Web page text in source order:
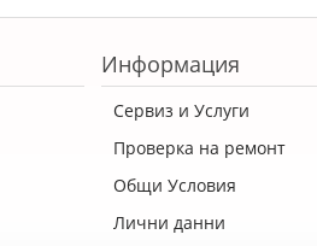
Информация
Сервиз и Услуги
Проверка на ремонт
Общи Условия
Лични данни